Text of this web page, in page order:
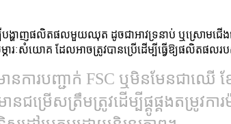
ម្បីបង្ហាញផលិតផលមួយឈុត ដូចជាអាវទ្រនាប់ ឬស្រោម
យោគ ដែលអាចត្រូវបានប្រើដើម្បីធ្វើឱ្យផលិតផលរបស់
ការបញ្ជាក់ FSC ឬមិនមែនជាឈើ ខ្
ានជម្រើសត្រឹមត្រូវដើម្បីផ្គូផ្គងតម្រូវ